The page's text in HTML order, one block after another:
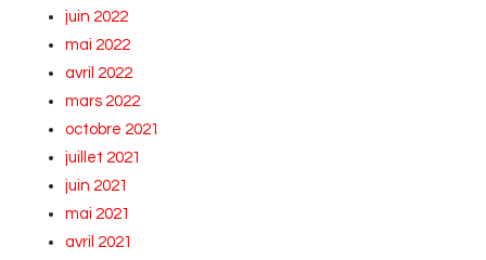
juin 2022
mai 2022
avril 2022
mars 2022
octobre 2021
juillet 2021
juin 2021
mai 2021
avril 2021